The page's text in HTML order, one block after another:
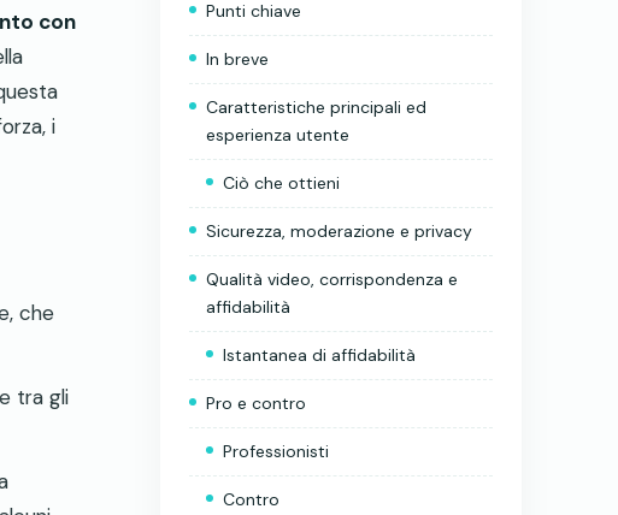
con
i
che
tra gli
Punti chiave
In breve
Caratteristiche principali ed
esperienza utente
Ciò che ottieni
Sicurezza, moderazione e privacy
Qualità video, corrispondenza e
affidabilità
Istantanea di affidabilità
Pro e contro
Professionisti
Contro